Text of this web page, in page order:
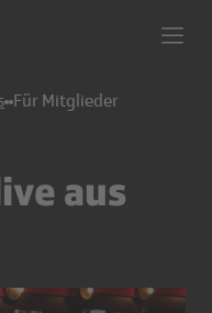
Für Mitglieder
aus